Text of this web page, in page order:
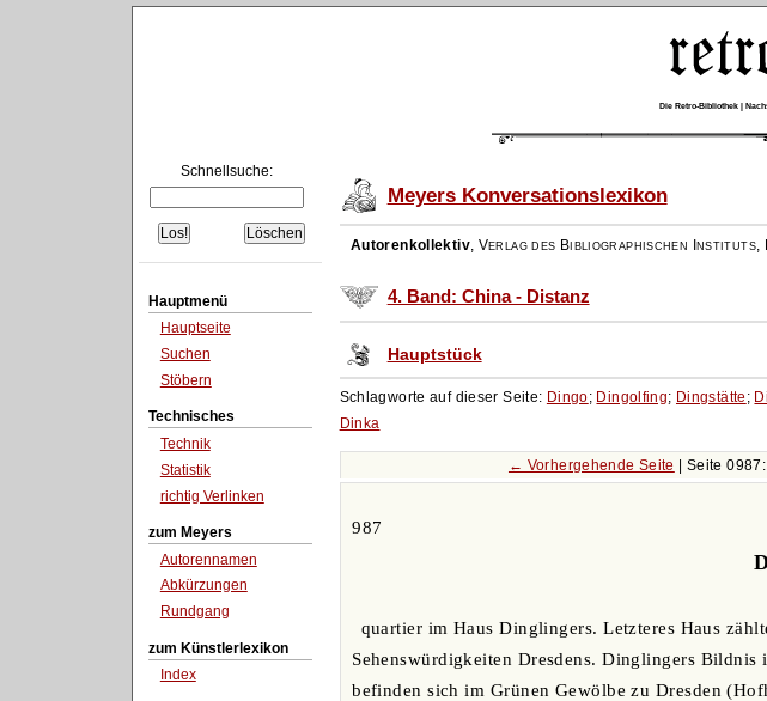
Die Retro-Bibliothek |
Schnellsuche:
Hauptmenü
Hauptseite
Suchen
Stöbern
Technisches
Technik
Statistik
richtig Verlinken
zum Meyers
Autorennamen
Abkürzungen
Rundgang
zum Künstlerlexikon
Index
Meyers Konversationslexikon
Autorenkollektiv, Verlag des Bibliographischen Instituts,
4. Band: China - Distanz
Hauptstück
Schlagworte auf dieser Seite: Dingo; Dingolfing; Dingstätte ;
Dinka
← Vorhergehende Seite | Seite
987
quartier im Haus Dinglingers. Letzteres Haus
Sehenswürdigkeiten Dresdens. Dinglingers
befinden sich im Grünen Gewölbe zu Dresden